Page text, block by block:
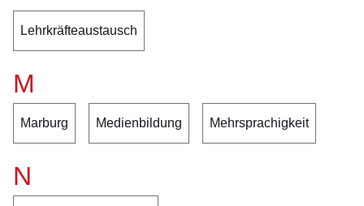
Lehrkräfteaustausch
M
Marburg Medienbildung Mehrsprachigkeit
N